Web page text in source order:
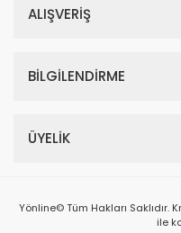
ALIŞVERİŞ
BİLGİLENDİRME
ÜYELİK
Yönline© Tüm Hakları Saklıdır.
ile